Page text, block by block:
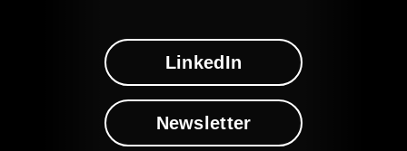
LinkedIn
Newsletter